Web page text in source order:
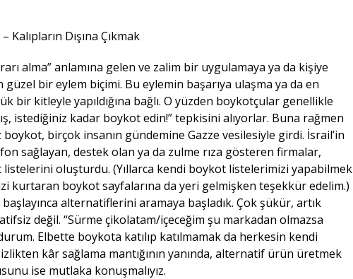
alma” anlamına gelen ve zalim bir uygulamaya ya da kişiye
güzel bir eylem biçimi. Bu eylemin başarıya ulaşma ya da en
bir kitleyle yapıldığına bağlı. O yüzden boykotçular genellikle
istediğiniz kadar boykot edin!” tepkisini alıyorlar. Buna rağmen
birçok insanın gündemine Gazze vesilesiyle girdi. İsrail’in
fon sağlayan, destek olan ya da zulme rıza gösteren firmalar,
oluşturdu. (Yıllarca kendi boykot listelerimizi yapabilmek
kurtaran boykot sayfalarına da yeri gelmişken teşekkür edelim.)
alternatiflerini aramaya başladık. Çok şükür, artık
değil. “Sürme çikolatam/içeceğim şu markadan olmazsa
Elbette boykota katılıp katılmamak da herkesin kendi
kâr sağlama mantığının yanında, alternatif ürün üretmek
ise mutlaka konuşmalıyız.